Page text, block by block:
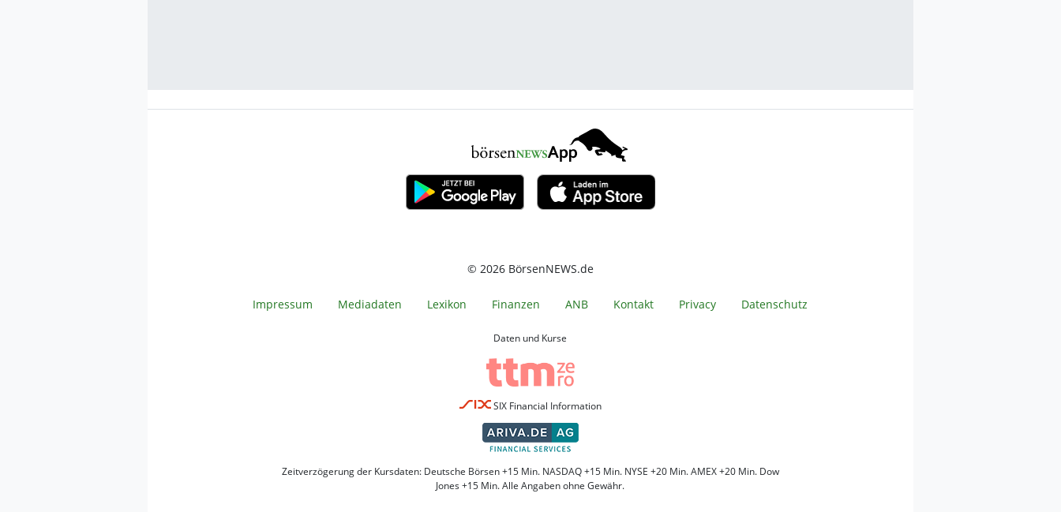
© 2026 BörsenNEWS.de
Impressum Mediadaten Lexikon Finanzen ANB Kontakt Privacy Datenschutz
Daten und Kurse
SIX Financial Information
Zeitverzögerung der Kursdaten: Deutsche Börsen +15 Min. NASDAQ +15 Min. NYSE +20 Min. AMEX +20 Min. Dow
Jones +15 Min. Alle Angaben ohne Gewähr.